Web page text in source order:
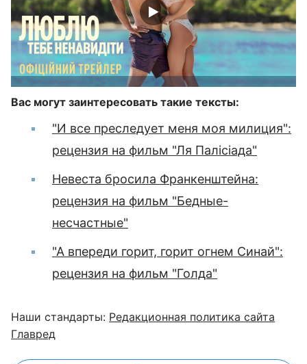
Вас могут заинтересовать такие тексты:
"И все преследует меня моя милиция":
рецензия на фильм "Ля Палісіада"
Невеста бросила Франкенштейна:
рецензия на фильм "Бедные-
несчастные"
"А впереди горит, горит огнем Синай":
рецензия на фильм "Голда"
Наши стандарты: Редакционная политика сайта
Главред